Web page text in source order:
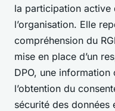
la participation active
l’organisation. Elle
compréhension du
mise en place d’un
DPO, une
l’obtention du
sécurité des données